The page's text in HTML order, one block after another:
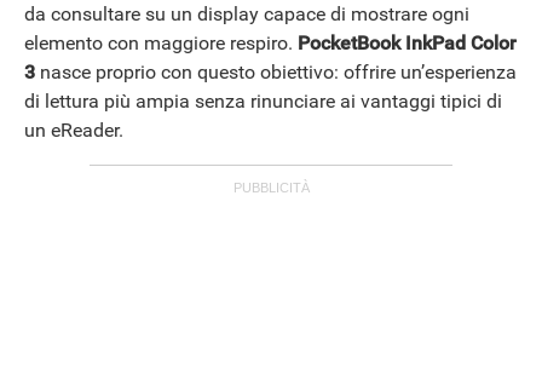
GUIDE ALL'ACQUISTO
da consultare su un display capace di mostrare ogni
elemento con maggiore respiro. PocketBook InkPad Color
3 nasce proprio con questo obiettivo: offrire un’esperienza
di lettura più ampia senza rinunciare ai vantaggi tipici di
un eReader.